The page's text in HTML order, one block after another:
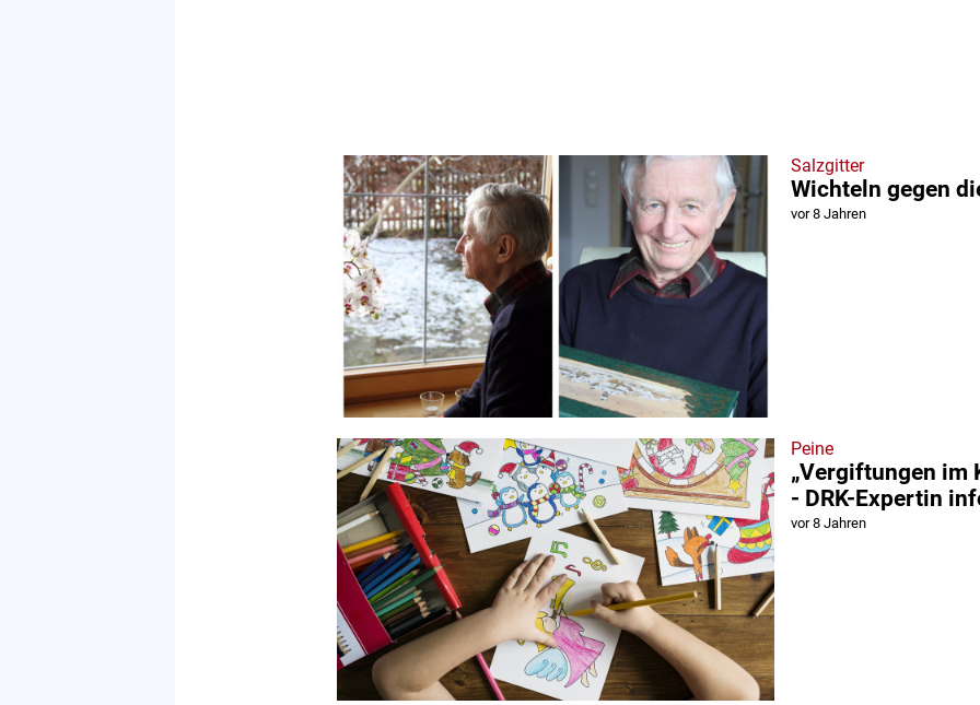
Salzgitter
Wichteln gegen
vor 8 Jahren
Peine
„Vergiftungen im
- DRK-Expertin
vor 8 Jahren